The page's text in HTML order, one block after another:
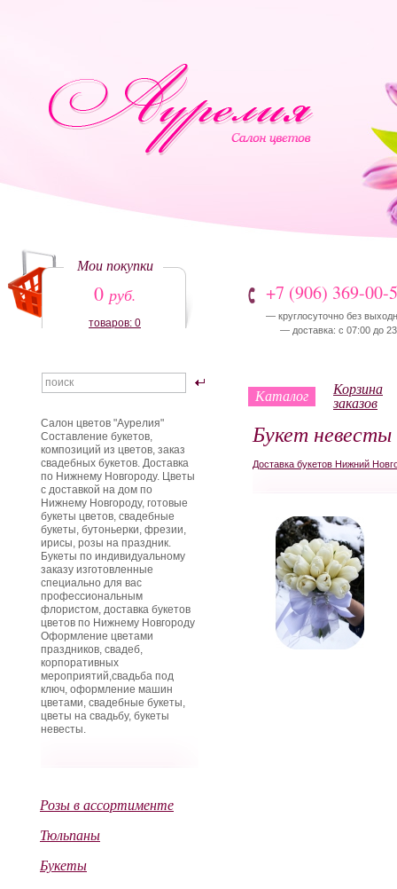
Мои покупки
0 руб.
товаров: 0
+7 (906) 369-00-
— круглосуточно без
— доставка: с 07:00 до
Каталог Корзина
заказов
Букет
Доставка букетов Нижний
Салон цветов "Аурелия"
Составление букетов,
композиций из цветов, заказ
свадебных букетов. Доставка
по Нижнему Новгороду. Цветы
с доставкой на дом по
Нижнему Новгороду, готовые
букеты цветов, свадебные
букеты, бутоньерки, фрезии,
ирисы, розы на праздник.
Букеты по индивидуальному
заказу изготовленные
специально для вас
профессиональным
флористом, доставка букетов
цветов по Нижнему Новгороду
Оформление цветами
праздников, свадеб,
корпоративных
мероприятий,свадьба под
ключ, оформление машин
цветами, свадебные букеты,
цветы на свадьбу, букеты
невесты.
Розы в ассортименте
Тюльпаны
Букеты